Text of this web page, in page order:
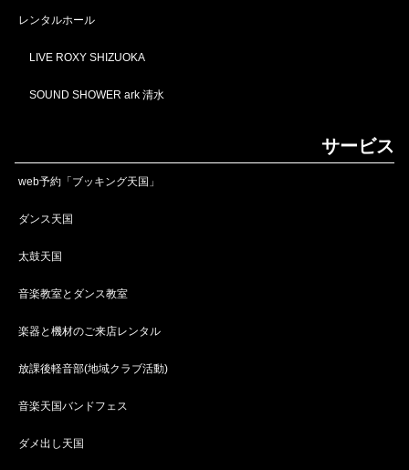
レンタルホール
LIVE ROXY SHIZUOKA
SOUND SHOWER ark 清水
サービス
web予約「ブッキング天国」
ダンス天国
太鼓天国
音楽教室とダンス教室
楽器と機材のご来店レンタル
放課後軽音部(地域クラブ活動)
音楽天国バンドフェス
ダメ出し天国